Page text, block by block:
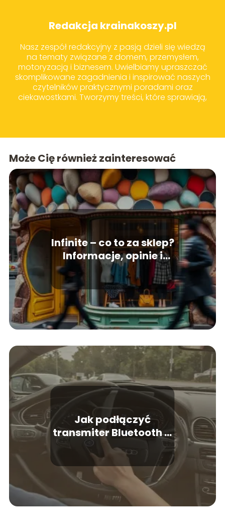
Redakcja krainakoszy.pl
Nasz zespół redakcyjny z pasją dzieli się wiedzą
na tematy związane z domem, przemysłem,
motoryzacją i biznesem. Uwielbiamy upraszczać
skomplikowane zagadnienia i inspirować naszych
czytelników praktycznymi poradami oraz
ciekawostkami. Tworzymy treści, które sprawiają,
Może Cię również zainteresować
Infinite – co to za sklep?
Informacje, opinie i
asortyment
Jak podłączyć
transmiter Bluetooth w
samochodzie?
Poradnik